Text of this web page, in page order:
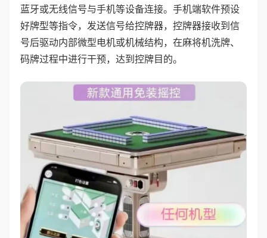
蓝牙或无线信号与手机等设备连接。手机端软件预设
好牌型等指令，发送信号给控牌器，控牌器接收到信
号后驱动内部微型电机或机械结构，在麻将机洗牌、
码牌过程中进行干预，达到控牌目的。